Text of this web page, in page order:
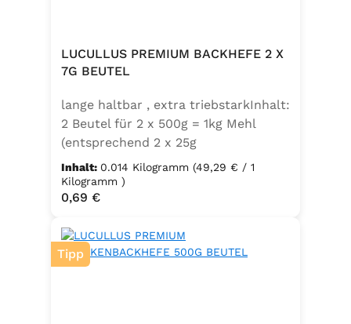
LUCULLUS PREMIUM BACKHEFE 2 X
7G BEUTEL
lange haltbar , extra triebstarkInhalt:
2 Beutel für 2 x 500g = 1kg Mehl
(entsprechend 2 x 25g
Frischhefe)Zutaten: Trockenbackhefe
, Emulgator E491 (Unter
Schutzatmosphäre verpackt)
Inhalt: 0.014 Kilogramm (49,29 € / 1
Kilogramm )
Regulärer Preis:
0,69 €
Tipp